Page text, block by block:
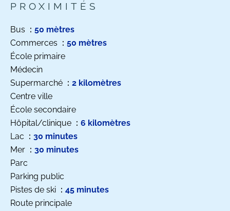
PROXIMITÉS
Bus
50 mètres
Commerces
50 mètres
École primaire
Médecin
Supermarché
2 kilomètres
Centre ville
École secondaire
Hôpital/clinique
6 kilomètres
Lac
30 minutes
Mer
30 minutes
Parc
Parking public
Pistes de ski
45 minutes
Route principale